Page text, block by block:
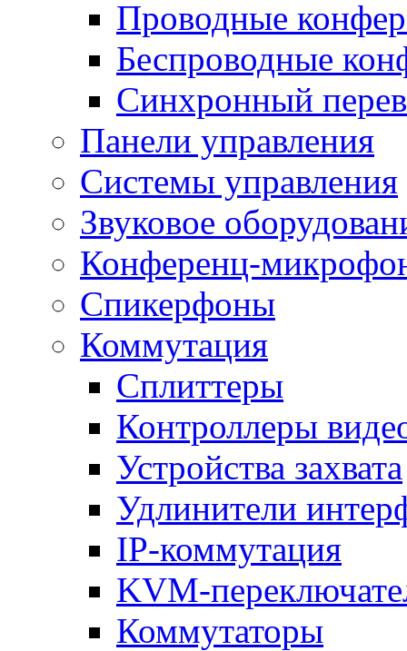
Проводные
Беспроводные
Синхронный
Панели управления
Системы управления
Звуковое
Конференц-
Спикерфоны
Коммутация
Сплиттеры
Контроллеры
Устройства захвата
Удлинители
IP-коммутация
KVM-
Коммутаторы